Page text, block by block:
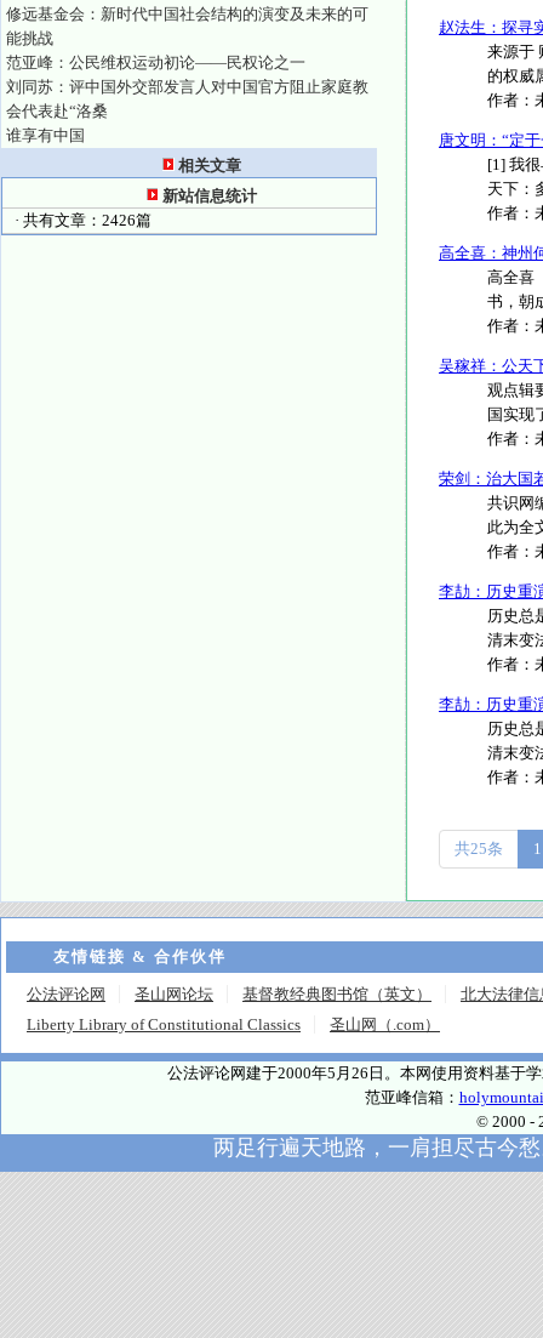
修远基金会：新时代中国社会结构的演变及未来的可
能挑战
范亚峰：公民维权运动初论——民权论之一
刘同苏：评中国外交部发言人对中国官方阻止家庭教
会代表赴“洛桑
谁享有中国
相关文章
新站信息统计
· 共有文章：2426篇
赵法生：探寻
来源于
的权威
作者：
唐文明：“定
[1] 我
天下：
作者：
高全喜：神州
高全喜
书，朝
作者：
吴稼祥：公天
观点辑
国实现
作者：
荣剑：治大国
共识网
此为全
作者：
李劼：历史重
历史总
清末变
作者：
李劼：历史重
历史总
清末变
作者：
共25条 1
友情链接 & 合作伙伴
公法评论网 圣山网论坛 基督教经典图书馆（英文）
北大法律信
Liberty Library of Constitutional Classics
圣山网（.com）
公法评论网建于2000年5月26日。本网使用资料基于
范亚峰信箱：
© 2000 -
两足行遍天地路，一肩担尽古今